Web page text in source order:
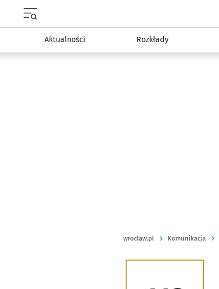
Aktualności Rozkłady
wroclaw.pl Komunikacja